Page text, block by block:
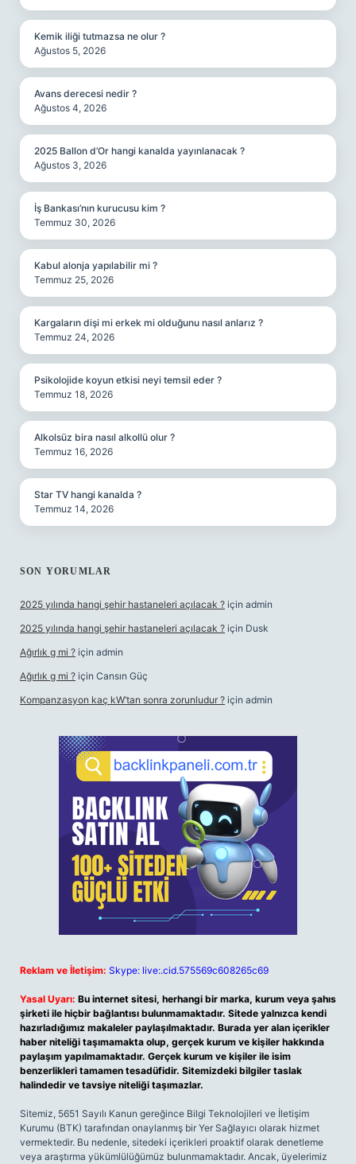
Kemik iliği tutmazsa ne olur ?
Ağustos 5, 2026
Avans derecesi nedir ?
Ağustos 4, 2026
2025 Ballon d’Or hangi kanalda yayınlanacak ?
Ağustos 3, 2026
İş Bankası’nın kurucusu kim ?
Temmuz 30, 2026
Kabul alonja yapılabilir mi ?
Temmuz 25, 2026
Kargaların dişi mi erkek mi olduğunu nasıl anlarız ?
Temmuz 24, 2026
Psikolojide koyun etkisi neyi temsil eder ?
Temmuz 18, 2026
Alkolsüz bira nasıl alkollü olur ?
Temmuz 16, 2026
Star TV hangi kanalda ?
Temmuz 14, 2026
SON YORUMLAR
2025 yılında hangi şehir hastaneleri açılacak ? için admin
2025 yılında hangi şehir hastaneleri açılacak ? için Dusk
Ağırlık g mi ? için admin
Ağırlık g mi ? için Cansın Güç
Kompanzasyon kaç kW’tan sonra zorunludur ? için admin
Reklam ve İletişim: Skype: live:.cid.575569c608265c69
Yasal Uyarı: Bu internet sitesi, herhangi bir marka, kurum veya şahıs
şirketi ile hiçbir bağlantısı bulunmamaktadır. Sitede yalnızca kendi
hazırladığımız makaleler paylaşılmaktadır. Burada yer alan içerikler
haber niteliği taşımamakta olup, gerçek kurum ve kişiler hakkında
paylaşım yapılmamaktadır. Gerçek kurum ve kişiler ile isim
benzerlikleri tamamen tesadüfidir. Sitemizdeki bilgiler taslak
halindedir ve tavsiye niteliği taşımazlar.
Sitemiz, 5651 Sayılı Kanun gereğince Bilgi Teknolojileri ve İletişim
Kurumu (BTK) tarafından onaylanmış bir Yer Sağlayıcı olarak hizmet
vermektedir. Bu nedenle, sitedeki içerikleri proaktif olarak denetleme
veya araştırma yükümlülüğümüz bulunmamaktadır. Ancak, üyelerimiz